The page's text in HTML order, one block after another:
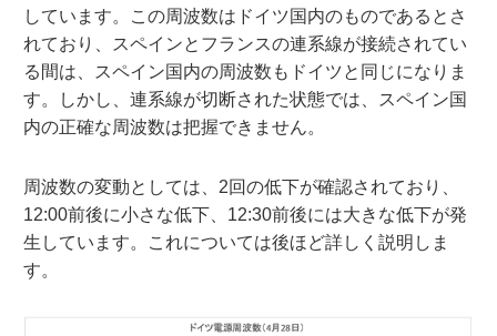
しています。この周波数はドイツ国内のものであるとさ
れており、スペインとフランスの連系線が接続されてい
る間は、スペイン国内の周波数もドイツと同じになりま
す。しかし、連系線が切断された状態では、スペイン国
内の正確な周波数は把握できません。
周波数の変動としては、2回の低下が確認されており、
12:00前後に小さな低下、12:30前後には大きな低下が発
生しています。これについては後ほど詳しく説明しま
す。